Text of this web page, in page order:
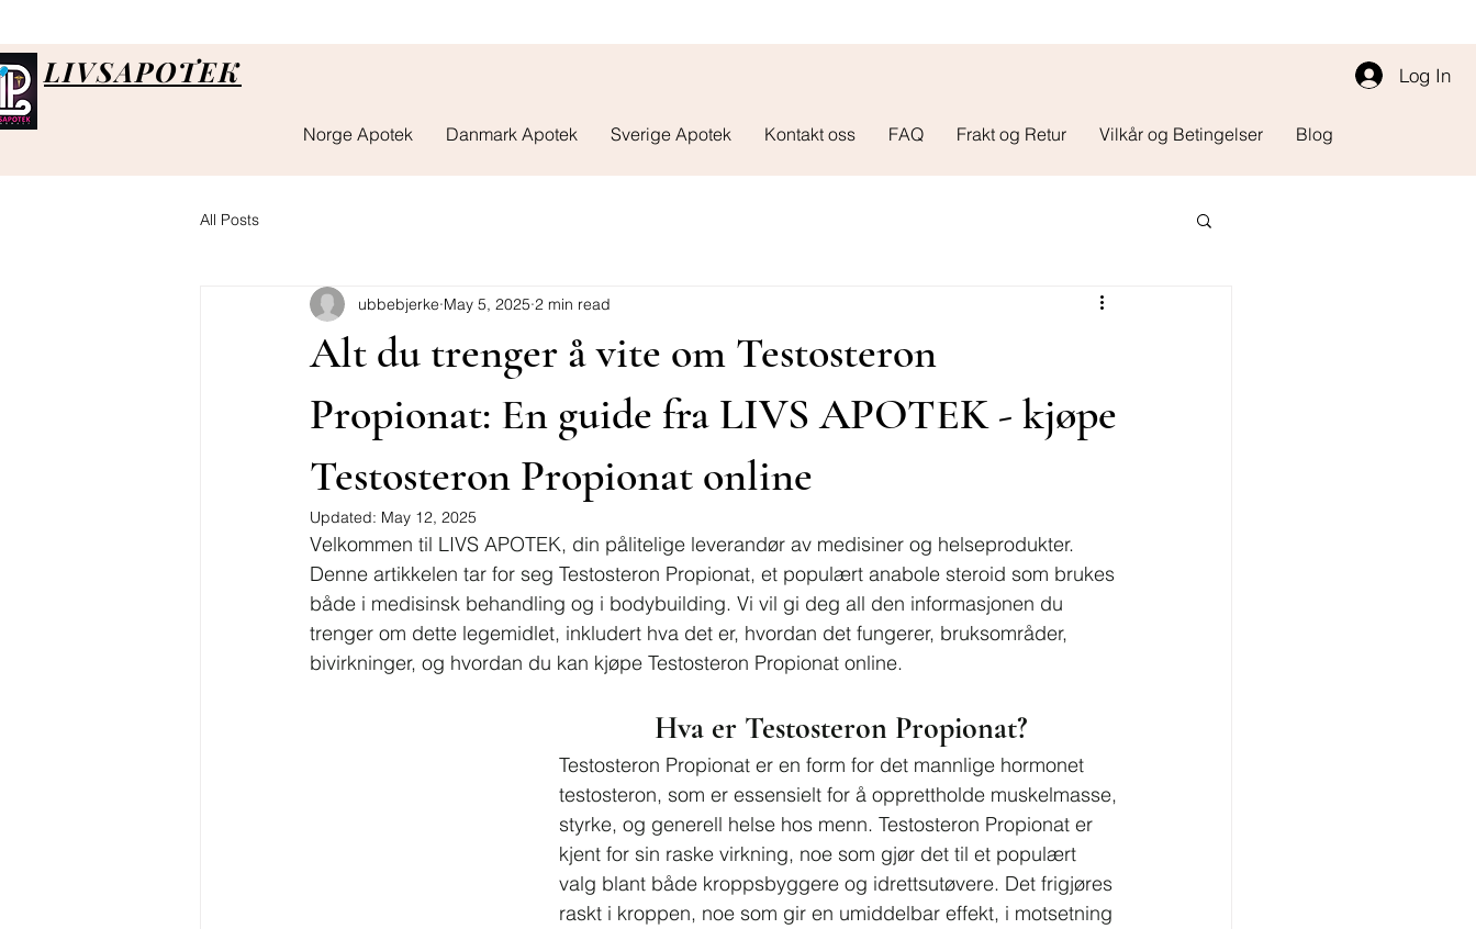
LIVSAPOTEK Log In
Norge Apotek Danmark Apotek Sverige Apotek Kontakt oss FAQ Frakt og Retur Vilkår og Betingelser Blog
All Posts
Alt du trenger å vite om Testosteron
Propionat: En guide fra LIVS APOTEK - kjøpe
Testosteron Propionat online
ubbebjerke May 5, 2025 2 min read
Updated: May 12, 2025
Velkommen til LIVS APOTEK, din pålitelige leverandør av medisiner og helseprodukter.
Denne artikkelen tar for seg Testosteron Propionat, et populært anabole steroid som brukes
både i medisinsk behandling og i bodybuilding. Vi vil gi deg all den informasjonen du
trenger om dette legemidlet, inkludert hva det er, hvordan det fungerer, bruksområder,
bivirkninger, og hvordan du kan kjøpe Testosteron Propionat online.
Hva er Testosteron Propionat?
Testosteron Propionat er en form for det mannlige hormonet
testosteron, som er essensielt for å opprettholde muskelmasse,
styrke, og generell helse hos menn. Testosteron Propionat er
kjent for sin raske virkning, noe som gjør det til et populært
valg blant både kroppsbyggere og idrettsutøvere. Det frigjøres
raskt i kroppen, noe som gir en umiddelbar effekt, i motsetning